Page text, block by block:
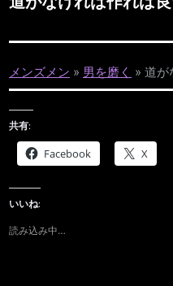
メンズメン » 男を磨く » 道が
共有:
Facebook X
いいね:
読み込み中…